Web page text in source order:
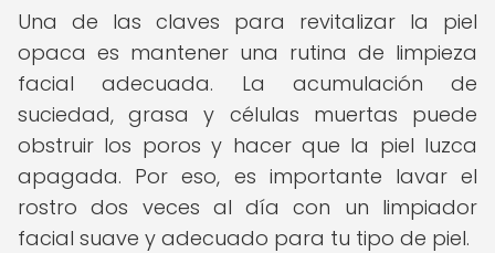
Una de las claves para revitalizar la piel
opaca es mantener una rutina de limpieza
facial adecuada. La acumulación de
suciedad, grasa y células muertas puede
obstruir los poros y hacer que la piel luzca
apagada. Por eso, es importante lavar el
rostro dos veces al día con un limpiador
facial suave y adecuado para tu tipo de piel.